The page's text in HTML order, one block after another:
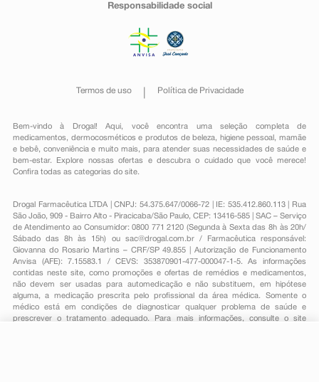
Responsabilidade social
Termos de uso Política de Privacidade
Bem-vindo à Drogal! Aqui, você encontra uma seleção completa de
medicamentos , dermocosméticos e produtos de beleza, higiene pessoal ,mamãe
e bebê, conveniênciae muito mais, para atender suas necessidades de saúde e
bem-estar. Explore nossas ofertas e descubra o cuidado que você merece!
Confira todas as categorias do site.
Drogal Farmacêutica LTDA | CNPJ: 54.375.647/0066-72 | IE: 535.412.860.113 | Rua
São João, 909 - Bairro Alto - Piracicaba/São Paulo, CEP: 13416-585 | SAC – Serviço
de Atendimento ao Consumidor: 0800 771 2120 (Segunda à Sexta das 8h às 20h/
Sábado das 8h às 15h) ou sac@drogal.com.br/ Farmacêutica responsável:
Giovanna do Rosario Martins – CRF/SP 49.855 | Autorização de Funcionamento
Anvisa (AFE): 7.15583.1 / CEVS: 353870901-477-000047-1-5. As informações
contidas neste site, como promoções e ofertas de remédios e medicamentos,
não devem ser usadas para automedicação e não substituem, em hipótese
alguma, a medicação prescrita pelo profissional da área médica. Somente o
médico está em condições de diagnosticar qualquer problema de saúde e
prescrever o tratamento adequado. Para mais informações, consulte o site